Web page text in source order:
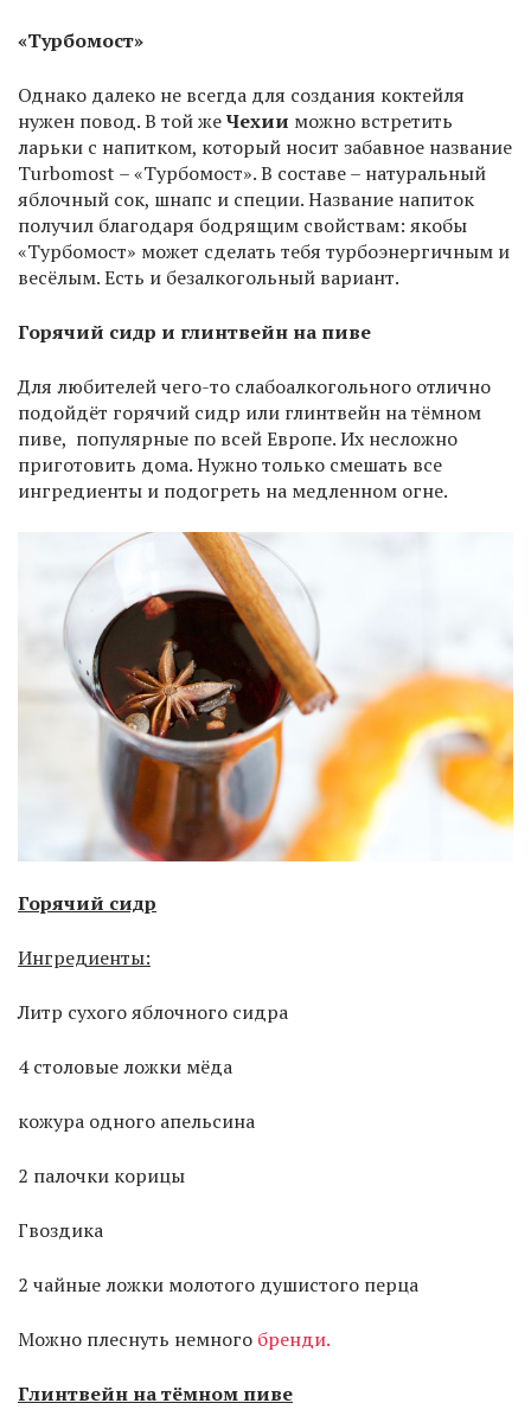
«Турбомост»
Однако далеко не всегда для создания коктейля
нужен повод. В той жеЧехии можно встретить
ларьки с напитком, который носит забавное название
Turbomost – «Турбомост». В составе – натуральный
яблочный сок, шнапс и специи. Название напиток
получил благодаря бодрящим свойствам: якобы
«Турбомост» может сделать тебя турбоэнергичным и
весёлым. Есть и безалкогольный вариант.
Горячий сидр и глинтвейн на пиве
Для любителей чего-то слабоалкогольного отлично
подойдёт горячий сидр или глинтвейн на тёмном
пиве, популярные по всей Европе. Их несложно
приготовить дома. Нужно только смешать все
ингредиенты и подогреть на медленном огне.
Горячий сидр
Ингредиенты:
Литр сухого яблочного сидра
4 столовые ложки мёда
кожура одного апельсина
2 палочки корицы
Гвоздика
2 чайные ложки молотого душистого перца
Можно плеснуть немного бренди.
Глинтвейн на тёмном пиве